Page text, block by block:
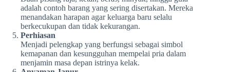
adalah contoh barang yang sering disertakan. Mereka
menandakan harapan agar keluarga baru selalu
berkecukupan dan tidak kekurangan.
Perhiasan
Menjadi pelengkap yang berfungsi sebagai simbol
kemapanan dan kesungguhan mempelai pria dalam
menjamin masa depan istrinya kelak.